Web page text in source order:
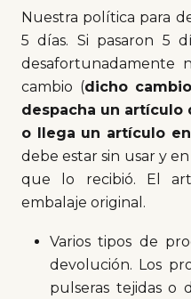
Nuestra política para
5 días. Si pasaron 5
desafortunadamente
cambio (dicho
despacha un
o llega un artículo
debe estar sin usar y
que lo recibió. El
embalaje original.
Varios tipos de
devolución. Los
pulseras tejidas o